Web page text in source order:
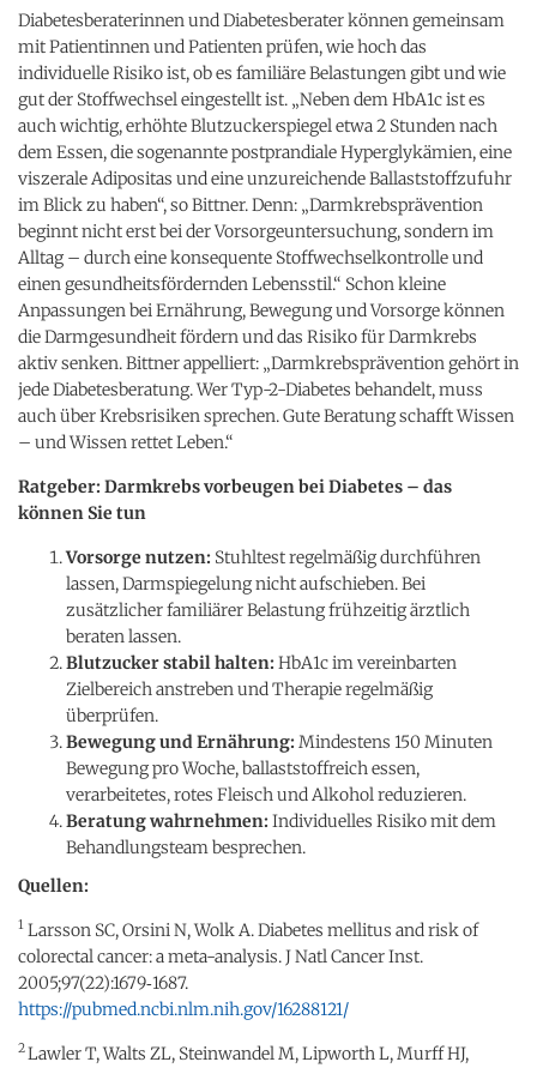
Diabetesberaterinnen und Diabetesberater können gemeinsam
mit Patientinnen und Patienten prüfen, wie hoch das
individuelle Risiko ist, ob es familiäre Belastungen gibt und wie
gut der Stoffwechsel eingestellt ist. „Neben dem HbA1c ist es
auch wichtig, erhöhte Blutzuckerspiegel etwa 2 Stunden nach
dem Essen, die sogenannte postprandiale Hyperglykämien, eine
viszerale Adipositas und eine unzureichende Ballaststoffzufuhr
im Blick zu haben“, so Bittner. Denn: „Darmkrebsprävention
beginnt nicht erst bei der Vorsorgeuntersuchung, sondern im
Alltag – durch eine konsequente Stoffwechselkontrolle und
einen gesundheitsfördernden Lebensstil.“ Schon kleine
Anpassungen bei Ernährung, Bewegung und Vorsorge können
die Darmgesundheit fördern und das Risiko für Darmkrebs
aktiv senken. Bittner appelliert: „Darmkrebsprävention gehört in
jede Diabetesberatung. Wer Typ-2-Diabetes behandelt, muss
auch über Krebsrisiken sprechen. Gute Beratung schafft Wissen
– und Wissen rettet Leben.“
Ratgeber: Darmkrebs vorbeugen bei Diabetes – das
können Sie tun
Vorsorge nutzen: Stuhltest regelmäßig durchführen
lassen, Darmspiegelung nicht aufschieben. Bei
zusätzlicher familiärer Belastung frühzeitig ärztlich
beraten lassen.
Blutzucker stabil halten:HbA1c im vereinbarten
Zielbereich anstreben und Therapie regelmäßig
überprüfen.
Bewegung und Ernährung: Mindestens 150 Minuten
Bewegung pro Woche, ballaststoffreich essen,
verarbeitetes, rotes Fleisch und Alkohol reduzieren.
Beratung wahrnehmen:Individuelles Risiko mit dem
Behandlungsteam besprechen.
Quellen:
1 Larsson SC, Orsini N, Wolk A. Diabetes mellitus and risk of
colorectal cancer: a meta-analysis. J Natl Cancer Inst.
2005;97(22):1679‑1687.
https://pubmed.ncbi.nlm.nih.gov/16288121/
2Lawler T, Walts ZL, Steinwandel M, Lipworth L, Murff HJ,